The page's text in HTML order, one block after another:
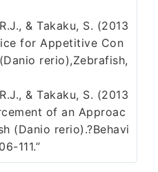
& Takaku, S. (2013
for Appetitive Con
rerio),Zebrafish,
& Takaku, S. (2013
of an Approac
(Danio rerio).?Behavi
111.”